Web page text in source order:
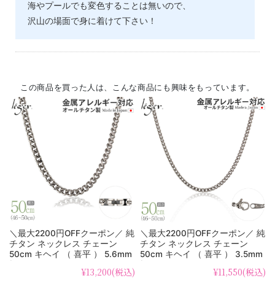
海やプールでも変色することは無いので、
沢山の場面で身に着けて下さい！
この商品を買った人は、こんな商品にも興味をもっています。
＼最大2200円OFFクーポン／ 純
チタン ネックレス チェーン
50cm キヘイ （ 喜平 ） 5.6mm
¥13,200(税込)
＼最大2200円OFFクーポン／ 純
チタン ネックレス チェーン
50cm キヘイ （ 喜平 ） 3.5mm
¥11,550(税込)